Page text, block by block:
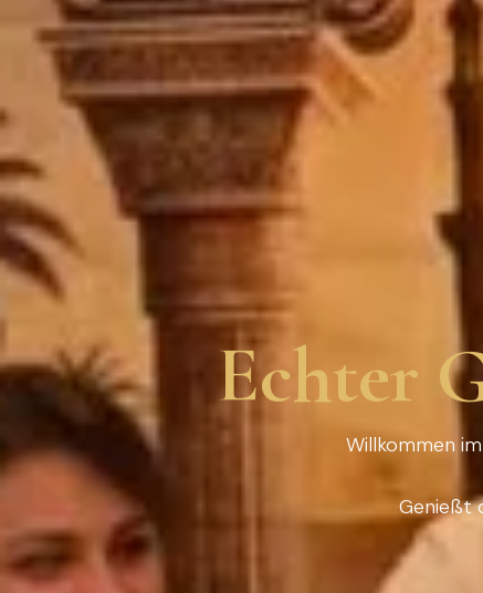
Echter
Willkommen
Genießt